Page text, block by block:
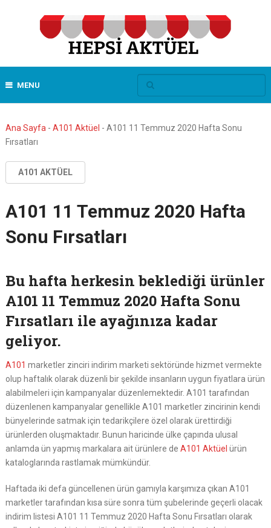
MENU
Ana Sayfa - A101 Aktüel - A101 11 Temmuz 2020 Hafta Sonu
Fırsatları
A101 AKTÜEL
A101 11 Temmuz 2020 Hafta
Sonu Fırsatları
Bu hafta herkesin beklediği ürünler
A101 11 Temmuz 2020 Hafta Sonu
Fırsatları ile ayağınıza kadar
geliyor.
A101 marketler zinciri indirim marketi sektöründe hizmet vermekte
olup haftalık olarak düzenli bir şekilde insanların uygun fiyatlara ürün
alabilmeleri için kampanyalar düzenlemektedir. A101 tarafından
düzenlenen kampanyalar genellikle A101 marketler zincirinin kendi
bünyelerinde satmak için tedarikçilere özel olarak ürettirdiği
ürünlerden oluşmaktadır. Bunun haricinde ülke çapında ulusal
anlamda ün yapmış markalara ait ürünlere de A101 Aktüel ürün
kataloglarında rastlamak mümkündür.
Haftada iki defa güncellenen ürün gamıyla karşımıza çıkan A101
marketler tarafından kısa süre sonra tüm şubelerinde geçerli olacak
indirim listesi A101 11 Temmuz 2020 Hafta Sonu Fırsatları olarak